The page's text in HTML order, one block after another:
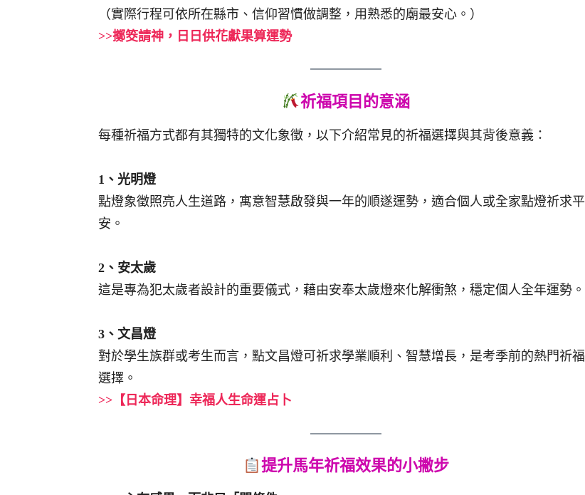
（實際行程可依所在縣市、信仰習慣做調整，用熟悉的廟最安心。）
>>擲筊請神，日日供花獻果算運勢
祈福項目的意涵
每種祈福方式都有其獨特的文化象徵，以下介紹常見的祈福選擇與其背後意義：
1、光明燈
點燈象徵照亮人生道路，寓意智慧啟發與一年的順遂運勢，適合個人或全家點燈祈求平
安。
2、安太歲
這是專為犯太歲者設計的重要儀式，藉由安奉太歲燈來化解衝煞，穩定個人全年運勢。
3、文昌燈
對於學生族群或考生而言，點文昌燈可祈求學業順利、智慧增長，是考季前的熱門祈福
選擇。
>>【日本命理】幸福人生命運占卜
提升馬年祈福效果的小撇步